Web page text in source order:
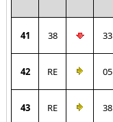
41 38 33
42 RE 05
43 RE 38